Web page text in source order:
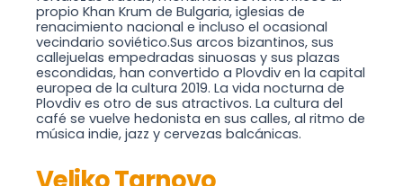
propio Khan Krum de Bulgaria, iglesias de
renacimiento nacional e incluso el ocasional
vecindario soviético.Sus arcos bizantinos, sus
callejuelas empedradas sinuosas y sus plazas
escondidas, han convertido a Plovdiv en la capital
europea de la cultura 2019. La vida nocturna de
Plovdiv es otro de sus atractivos. La cultura del
café se vuelve hedonista en sus calles, al ritmo de
música indie, jazz y cervezas balcánicas.